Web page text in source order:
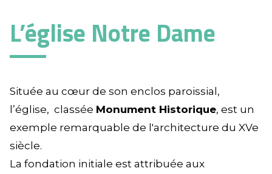
L’église Notre Dame
Située au cœur de son enclos paroissial,
l’église, classée Monument Historique, est un
exemple remarquable de l'architecture du XVe
siècle.
La fondation initiale est attribuée aux